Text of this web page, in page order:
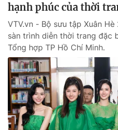
hạnh phúc của thời
VTV.vn - Bộ sưu tập Xuân
sàn trình diễn thời trang đặc
Tổng hợp TP Hồ Chí Minh.